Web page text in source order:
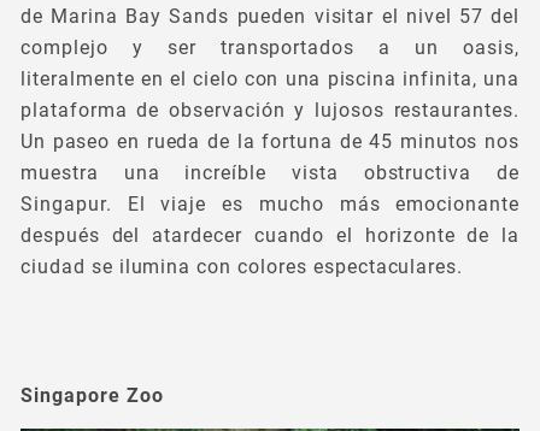
de Marina Bay Sands pueden visitar el nivel 57 del
complejo y ser transportados a un oasis,
literalmente en el cielo con una piscina infinita, una
plataforma de observación y lujosos restaurantes.
Un paseo en rueda de la fortuna de 45 minutos nos
muestra una increíble vista obstructiva de
Singapur. El viaje es mucho más emocionante
después del atardecer cuando el horizonte de la
ciudad se ilumina con colores espectaculares.
Singapore Zoo